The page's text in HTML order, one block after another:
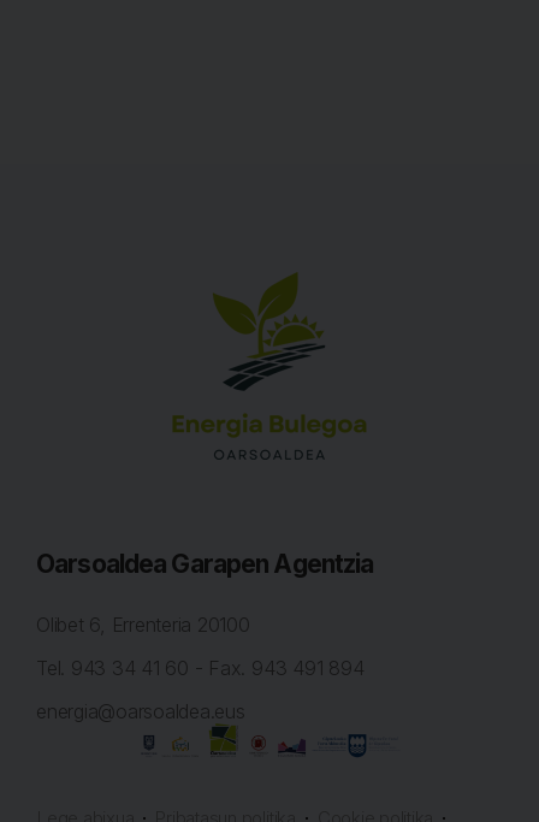
Oarsoaldea Garapen Agentzia
Olibet 6, Errenteria 20100
Tel. 943 34 41 60 - Fax. 943 491 894
energia@oarsoaldea.eus